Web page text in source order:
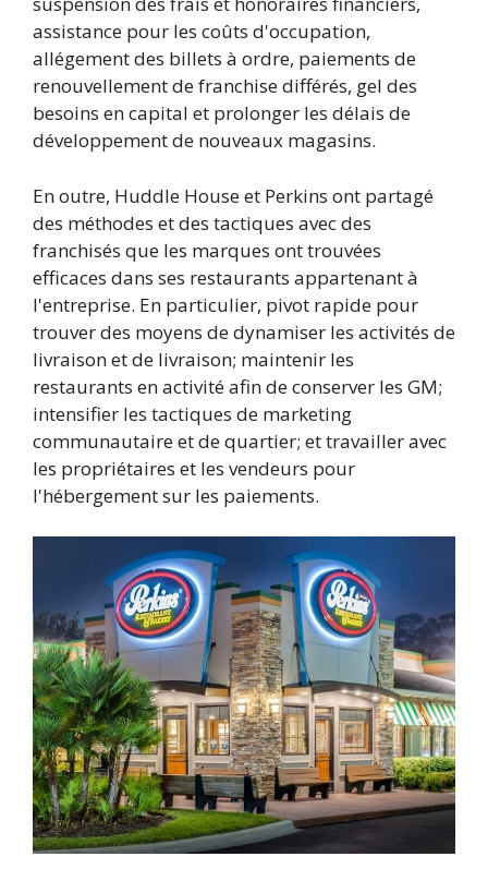
assistance pour les coûts d'occupation,
allégement des billets à ordre, paiements de
renouvellement de franchise différés, gel des
besoins en capital et prolonger les délais de
développement de nouveaux magasins.
En outre, Huddle House et Perkins ont partagé
des méthodes et des tactiques avec des
franchisés que les marques ont trouvées
efficaces dans ses restaurants appartenant à
l'entreprise. En particulier, pivot rapide pour
trouver des moyens de dynamiser les activités de
livraison et de livraison; maintenir les
restaurants en activité afin de conserver les GM;
intensifier les tactiques de marketing
communautaire et de quartier; et travailler avec
les propriétaires et les vendeurs pour
l'hébergement sur les paiements.